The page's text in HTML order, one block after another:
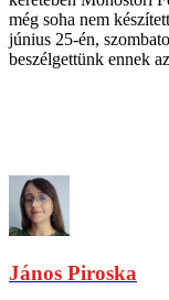
még soha nem
június 25-én,
beszélgettünk ennek
János Piroska